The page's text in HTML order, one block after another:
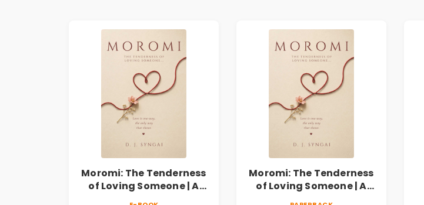
Moromi: The Tenderness
of Loving Someone | A
Moromi: The Tenderness
of Loving Someone | A